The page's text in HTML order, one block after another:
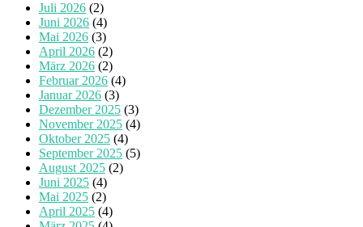
Juli 2026 (2)
Juni 2026 (4)
Mai 2026 (3)
April 2026 (2)
März 2026 (2)
Februar 2026 (4)
Januar 2026 (3)
Dezember 2025 (3)
November 2025 (4)
Oktober 2025 (4)
September 2025 (5)
August 2025 (2)
Juni 2025 (4)
Mai 2025 (2)
April 2025 (4)